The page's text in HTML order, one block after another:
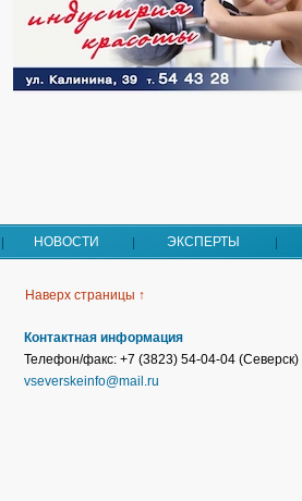
НОВОСТИ ЭКСПЕРТЫ
Наверх страницы ↑
Контактная информация
Телефон/факс: +7 (3823) 54-04-04 (Северск)
vseverskeinfo@mail.ru